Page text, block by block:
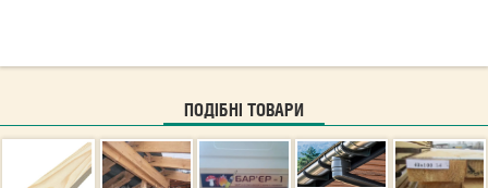
ПОДІБНІ ТОВАРИ